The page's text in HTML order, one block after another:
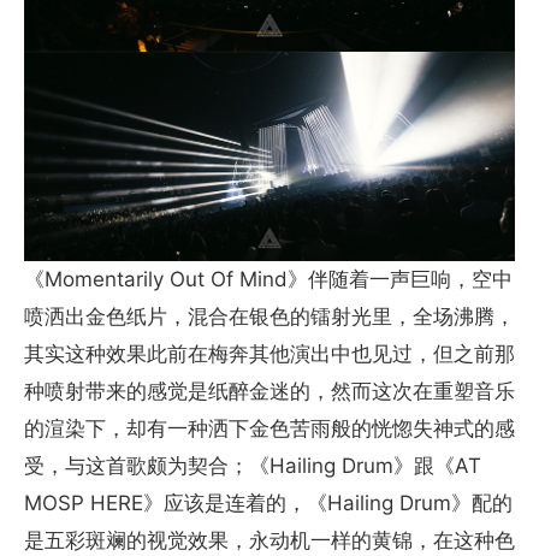
《Momentarily Out Of Mind》伴随着一声巨响，空中
喷洒出金色纸片，混合在银色的镭射光里，全场沸腾，
其实这种效果此前在梅奔其他演出中也见过，但之前那
种喷射带来的感觉是纸醉金迷的，然而这次在重塑音乐
的渲染下，却有一种洒下金色苦雨般的恍惚失神式的感
受，与这首歌颇为契合；《Hailing Drum》跟《AT
MOSP HERE》应该是连着的，《Hailing Drum》配的
是五彩斑斓的视觉效果，永动机一样的黄锦，在这种色